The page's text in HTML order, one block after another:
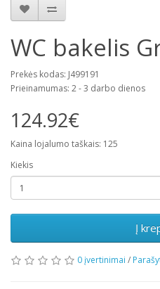
WC bakelis
Prekės kodas: J499191
Prieinamumas: 2 - 3 darbo dienos
124.92€
Kaina lojalumo taškais: 125
Kiekis
Į
0 įvertinimai /